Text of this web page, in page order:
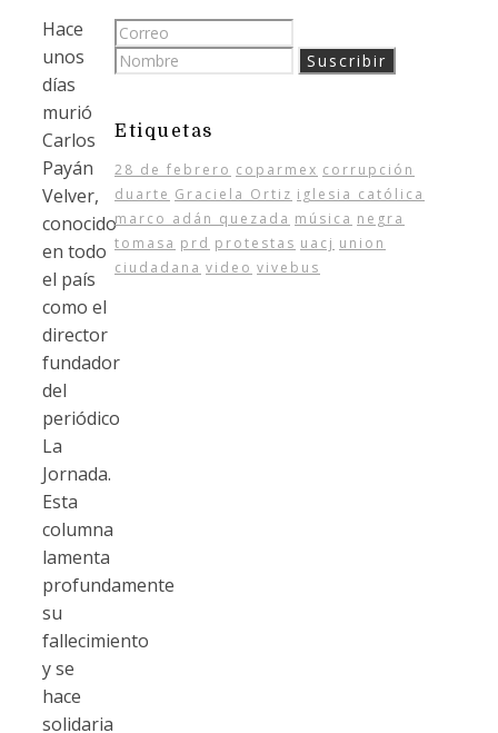
Hace
unos
días
murió
Carlos
Payán
Velver,
conocido
en todo
el país
como el
director
fundador
del
periódico
La
Jornada.
Esta
columna
lamenta
profundamente
su
fallecimiento
y se
hace
solidaria
Etiquetas
28 de febrero coparmex corrupción
duarte Graciela Ortiz iglesia católica
marco adán quezada música negra
tomasa prd protestas uacj union
ciudadana video vivebus